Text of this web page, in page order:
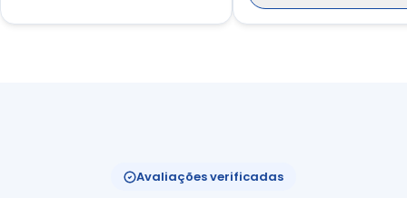
Avaliações verificadas